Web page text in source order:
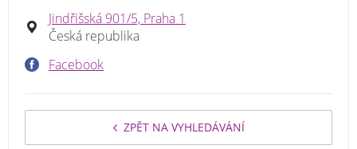
Jindřišská 901/5, Praha 1
Česká republika
Facebook
ZPĚT NA VYHLEDÁVÁNÍ